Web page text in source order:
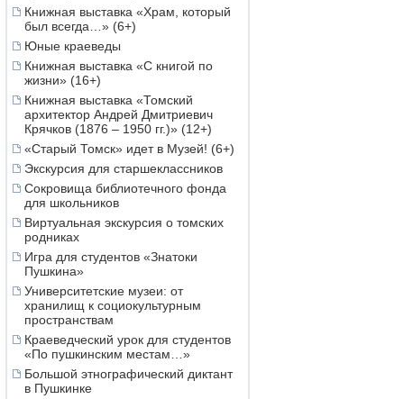
Книжная выставка «Храм, который
был всегда…» (6+)
Юные краеведы
Книжная выставка «С книгой по
жизни» (16+)
Книжная выставка «Томский
архитектор Андрей Дмитриевич
Крячков (1876 – 1950 гг.)» (12+)
«Старый Томск» идет в Музей! (6+)
Экскурсия для старшеклассников
Сокровища библиотечного фонда
для школьников
Виртуальная экскурсия о томских
родниках
Игра для студентов «Знатоки
Пушкина»
Университетские музеи: от
хранилищ к социокультурным
пространствам
Краеведческий урок для студентов
«По пушкинским местам…»
Большой этнографический диктант
в Пушкинке